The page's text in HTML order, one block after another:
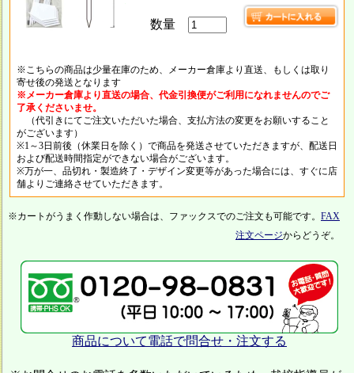
数量
※こちらの商品は少量在庫のため、メーカー倉庫より直送、もしくは取り
寄せ後の発送となります
※メーカー倉庫より直送の場合、代金引換便がご利用になれませんのでご
了承くださいませ。
（代引きにてご注文いただいた場合、支払方法の変更をお願いすること
がございます）
※1～3日前後（休業日を除く）で商品を発送させていただきますが、配送日
および配送時間指定ができない場合がございます。
※万が一、品切れ・製造終了・デザイン変更等があった場合には、すぐに店
舗よりご連絡させていただきます。
※カートがうまく作動しない場合は、ファックスでのご注文も可能です。 FAX
注文ページからどうぞ。
商品について電話で問合せ・注文する